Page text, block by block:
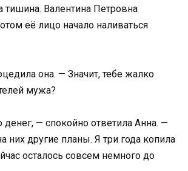
тишина. Валентина Петровна
её лицо начало наливаться
она. — Значит, тебе жалко
мужа?
— спокойно ответила Анна. —
них другие планы. Я три года копила
осталось совсем немного до